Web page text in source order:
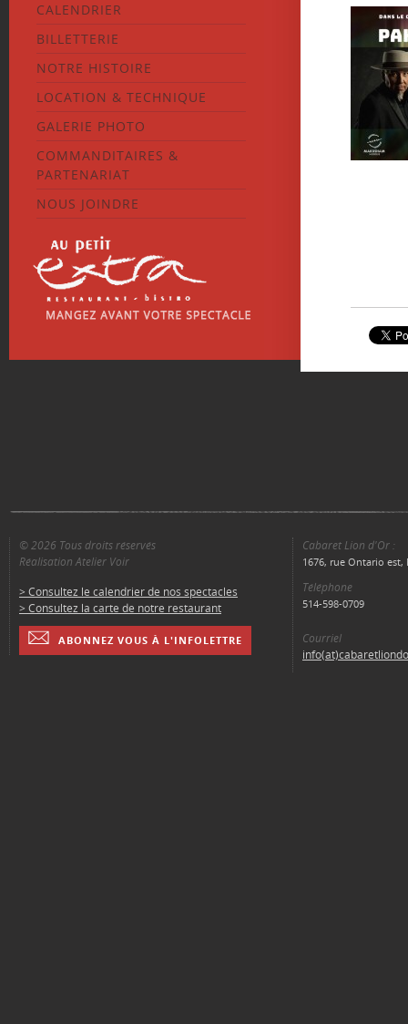
CALENDRIER
BILLETTERIE
NOTRE HISTOIRE
LOCATION & TECHNIQUE
GALERIE PHOTO
COMMANDITAIRES &
PARTENARIAT
NOUS JOINDRE
© 2026 Tous droits réservés
Réalisation Atelier Voir
> Consultez le calendrier de nos spectacles
> Consultez la carte de notre restaurant
ABONNEZ VOUS À L'INFOLETTRE
Cabaret Lion d'Or :
1676, rue Ontario est,
Téléphone
514-598-0709
Courriel